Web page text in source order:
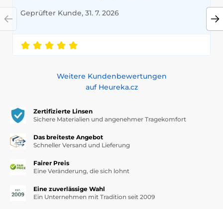
Geprüfter Kunde, 31. 7. 2026
Weitere Kundenbewertungen
auf Heureka.cz
Zertifizierte Linsen
Sichere Materialien und angenehmer Tragekomfort
Das breiteste Angebot
Schneller Versand und Lieferung
Fairer Preis
Eine Veränderung, die sich lohnt
Eine zuverlässige Wahl
Ein Unternehmen mit Tradition seit 2009